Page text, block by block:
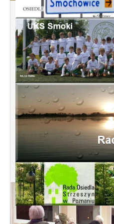
Spotkanie
budowy ulic Łebska,
Kociewska, Żukowska